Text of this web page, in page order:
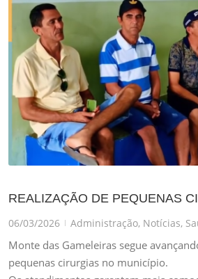
REALIZAÇÃO DE PEQUENAS
06/03/2026 | Administração, Notícias,
Monte das Gameleiras segue
pequenas cirurgias no município.